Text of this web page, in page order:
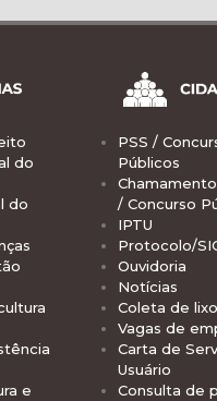
do
do
e
PSS /
Públicos
/ Concurso
IPTU
Protocolo/
Ouvidoria
Notícias
Coleta de lixo
Vagas de
Carta de
Usuário
Consulta de